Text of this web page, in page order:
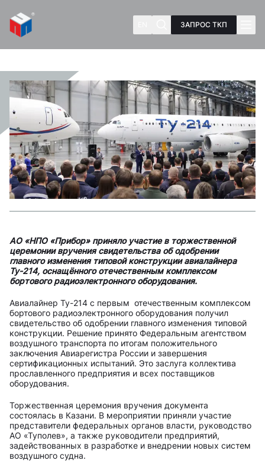
ЗАПРОС ТКП
АО «НПО «Прибор» приняло участие в торжественной
церемонии вручения свидетельства об одобрении
главного изменения типовой конструкции авиалайнера
Ту-214, оснащённого отечественным комплексом
бортового радиоэлектронного оборудования.
Авиалайнер Ту-214 с первым отечественным комплексом
бортового радиоэлектронного оборудования получил
свидетельство об одобрении главного изменения типовой
конструкции. Решение принято Федеральным агентством
воздушного транспорта по итогам положительного
заключения Авиарегистра России и завершения
сертификационных испытаний. Это заслуга коллектива
прославленного предприятия и всех поставщиков
оборудования.
Торжественная церемония вручения документа
состоялась в Казани. В мероприятии приняли участие
представители федеральных органов власти, руководство
АО «Туполев», а также руководители предприятий,
задействованных в разработке и внедрении новых систем
воздушного судна.